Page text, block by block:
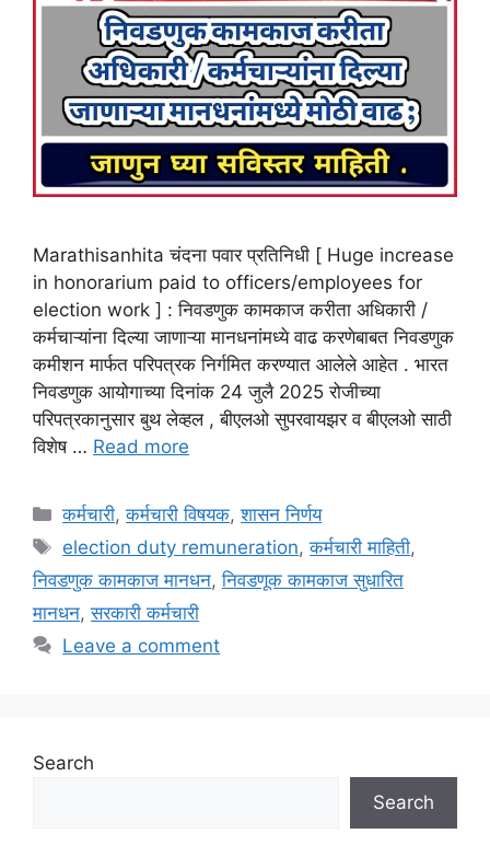
Marathisanhita चंदना पवार प्रतिनिधी [ Huge increase
in honorarium paid to officers/employees for
election work ] : निवडणुक कामकाज करीता अधिकारी /
कर्मचाऱ्यांना दिल्या जाणाऱ्या मानधनांमध्ये वाढ करणेबाबत निवडणुक
कमीशन मार्फत परिपत्रक निर्गमित करण्यात आलेले आहेत . भारत
निवडणुक आयोगाच्या दिनांक 24 जुलै 2025 रोजीच्या
परिपत्रकानुसार बुथ लेव्हल , बीएलओ सुपरवायझर व बीएलओ साठी
विशेष … Read more
Categories
कर्मचारी,कर्मचारी विषयक,शासन निर्णय
Tags
election duty remuneration,कर्मचारी माहिती,
निवडणुक कामकाज मानधन,निवडणूक कामकाज सुधारित
मानधन,सरकारी कर्मचारी
Leave a comment
Search
Search